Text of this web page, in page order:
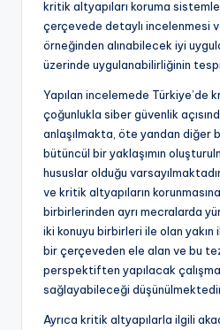
kritik altyapıları koruma
çerçevede detaylı incelenmesi
örneğinden alınabilecek iyi
üzerinde uygulanabilirliğinin
Yapılan incelemede Türkiye’de
çoğunlukla siber güvenlik
anlaşılmakta, öte yandan diğer
bütüncül bir yaklaşımın
hususlar olduğu
ve kritik altyapıların
birbirlerinden ayrı mecralarda
iki konuyu birbirleri ile olan
bir çerçeveden ele alan ve bu
perspektiften yapılacak
sağlayabileceği
Ayrıca kritik altyapılarla ilgili